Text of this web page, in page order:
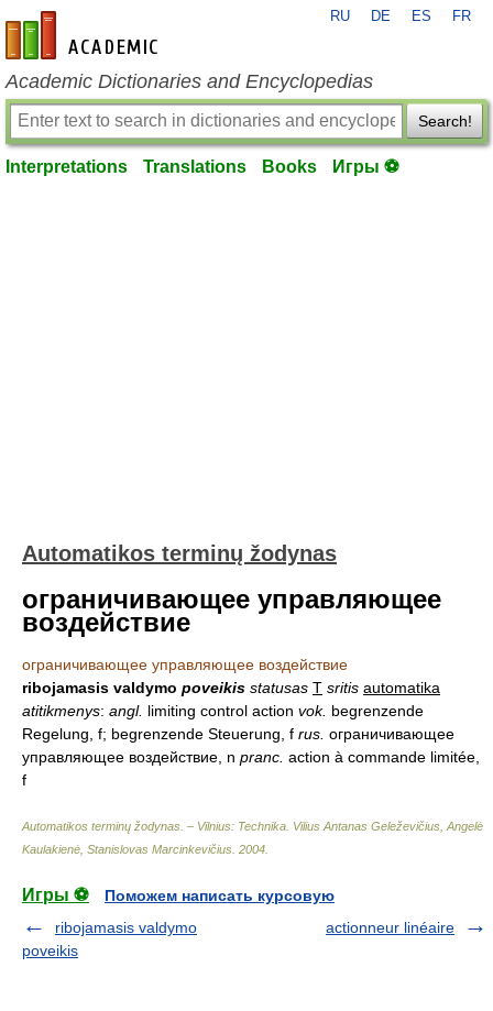
en-academic.com
RU DE ES FR
Academic Dictionaries and Encyclopedias
Search!
Interpretations Translations Books Игры ⚽
Automatikos terminų žodynas
ограничивающее управляющее
воздействие
ограничивающее управляющее воздействие
ribojamasis valdymo poveikis statusas T sritis automatika
atitikmenys: angl. limiting control action vok. begrenzende
Regelung, f; begrenzende Steuerung, f rus. ограничивающее
управляющее воздействие, n pranc. action à commande limitée,
f
Automatikos terminų žodynas. – Vilnius: Technika Vilius Antanas Geleževičius, Angelė
Kaulakienė, Stanislovas Marcinkevičius 2004
Игры ⚽
Поможем написать курсовую
ribojamasis valdymo
poveikis
actionneur linéaire